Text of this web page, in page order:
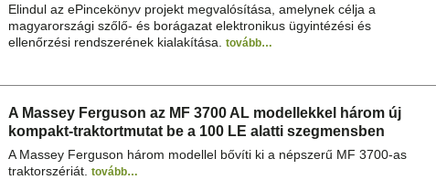
Elindul az ePincekönyv projekt megvalósítása, amelynek célja a
magyarországi szőlő- és borágazat elektronikus ügyintézési és
ellenőrzési rendszerének kialakítása. tovább…
A Massey Ferguson az MF 3700 AL modellekkel három új
kompakt-traktortmutat be a 100 LE alatti szegmensben
A Massey Ferguson három modellel bővíti ki a népszerű MF 3700-as
traktorszériát. tovább…